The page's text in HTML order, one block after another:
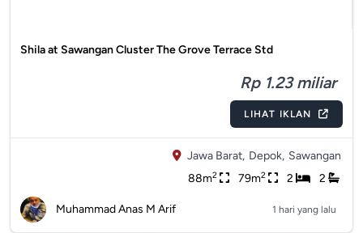
Shila at Sawangan Cluster The Grove Terrace Std
Rp 1.23 miliar
LIHAT IKLAN
Jawa Barat, Depok, Sawangan
88m2 79m2 2 2
Muhammad Anas M Arif 1 hari yang lalu